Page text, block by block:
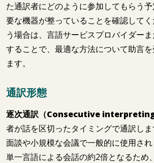
た通訳者にどのように参加してもらう
要な機器が整っていることを確認して
う場合は、言語サービスプロバイダー
することで、最適な方法について助言
ます。
通訳形態
逐次通訳（Consecutive interpreting
者が話を区切ったタイミングで通訳しま
面談や小規模な会議で一般的に使用さ
単一言語による会話の約2倍となるため